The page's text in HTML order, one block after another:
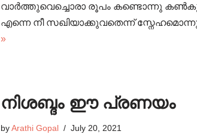
വാർത്തുവെച്ചൊരാ രൂപം കണ്ടൊന്നു
എന്നെ നീ സഖിയാക്കുവതെന്ന്
»
നിശബ്ദം ഈ പ്രണയം
byArathi Gopal July 20, 2021